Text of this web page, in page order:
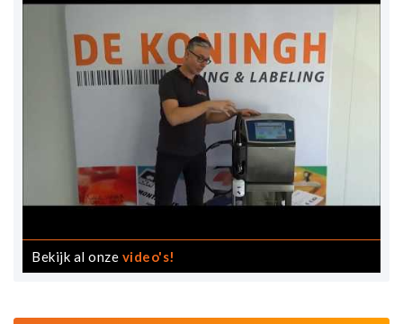
Bekijk al onze video's!